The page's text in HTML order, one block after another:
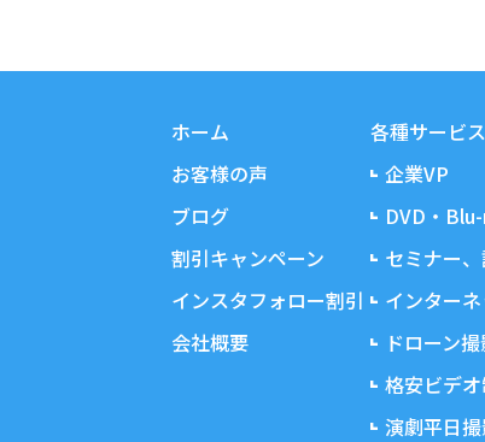
ホーム
お客様の声
ブログ
割引キャンペーン
インスタフォロー割引
会社概要
各種サービス
企業VP
DVD・
セミナー
インター
ドローン
格安ビデ
演劇平日